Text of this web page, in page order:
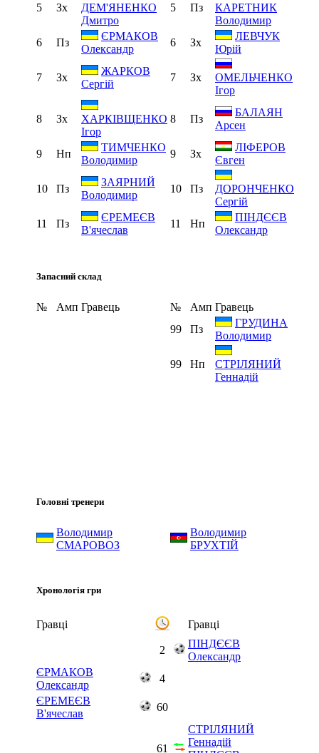
5 Зх
ДЕМ'ЯНЕНКО
Дмитро
5 Пз
КАРЕТНИК
Володимир
6
Пз
ЄРМАКОВ
Олександр
6 Зх
ЛЕВЧУК
Юрій
7 Зх
ЖАРКОВ
Сергій
7 Зх
ОМЕЛЬЧЕНКО
Ігор
8 Зх
ХАРКІВЩЕНКО
Ігор
8 Пз
БАЛАЯН
Арсен
9 Нп
ТИМЧЕНКО
Володимир
9 Зх
ЛІФЕРОВ
Євген
10 Пз
ЗАЯРНИЙ
Володимир
10 Пз
ДОРОНЧЕНКО
Сергій
11
Пз
ЄРЕМЕЄВ
В'ячеслав
11 Нп
ПІНДЄЄВ
Олександр
Запасний склад
№ Амп Гравець № Амп Гравець
99
Пз
ГРУДИНА
Володимир
99 Нп
СТРІЛЯНИЙ
Геннадій
Головні тренери
Володимир
СМАРОВОЗ
Володимир
БРУХТІЙ
Хронологія гри
Гравці Гравці
2
ПІНДЄЄВ
Олександр
ЄРМАКОВ
Олександр
4
ЄРЕМЕЄВ
В'ячеслав
60
61
СТРІЛЯНИЙ
Геннадій